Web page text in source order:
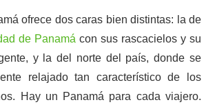
ofrece dos caras bien distintas: la de
de Panamá con sus rascacielos y su
y la del norte del país, donde se
relajado tan característico de los
Hay un Panamá para cada viajero.